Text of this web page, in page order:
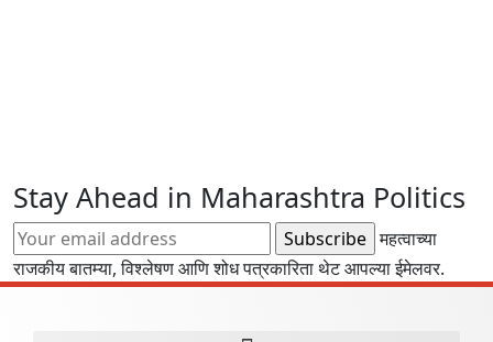
Stay Ahead in Maharashtra Politics
महत्वाच्या
राजकीय बातम्या, विश्लेषण आणि शोध पत्रकारिता थेट आपल्या ईमेलवर.